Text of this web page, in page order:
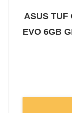
ASUS TUF
EVO 6GB